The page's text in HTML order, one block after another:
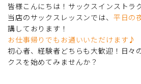
皆様こんにちは！サックスインストラ
当店のサックスレッスンでは、 平日の
講しております！
お仕事帰りでもお通いいただけます♪
初心者、経験者どちらも大歓迎！日々
クスを始めてみませんか？